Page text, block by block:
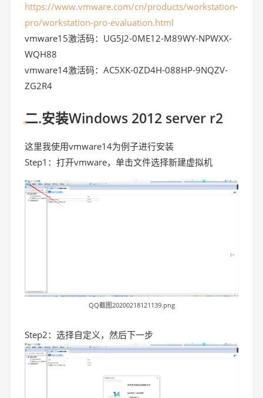
https://www.vmware.com/cn/products/workstation-
pro/workstation-pro-evaluation.html
vmware15激活码：UG5J2-0ME12-M89WY-NPWXX-
WQH88
vmware14激活码：AC5XK-0ZD4H-088HP-9NQZV-
ZG2R4
二.安装Windows 2012 server r2
这里我使用vmware14为例子进行安装
Step1：打开vmware，单击文件选择新建虚拟机
QQ截图20200218121139.png
Step2：选择自定义，然后下一步